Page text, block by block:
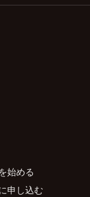
始める
申し込む